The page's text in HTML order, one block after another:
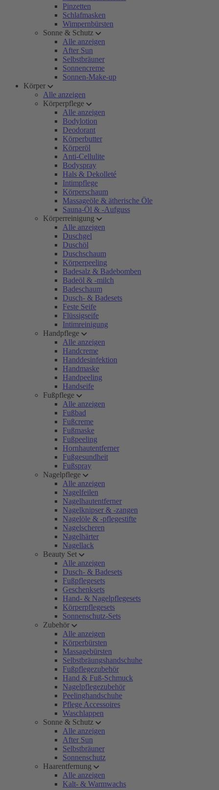
Pinzetten
Schlafmasken
Wimpernbürsten
Sonne & Schutz
Alle anzeigen
After Sun
Selbstbräuner
Sonnencreme
Sonnen-Make-up
Körper
Alle anzeigen
Körperpflege
Alle anzeigen
Bodylotion
Deodorant
Körperbutter
Körperöl
Anti-Cellulite
Bodyspray
Hals & Dekolleté
Intimpflege
Körperschaum
Massageöle & ätherische Öle
Sauna-Öl & -Aufguss
Körperreinigung
Alle anzeigen
Duschgel
Duschöl
Duschschaum
Körperpeeling
Badesalz & Badebomben
Badeöl & -milch
Badeschaum
Dusch- & Badesets
Feste Seife
Flüssigseife
Intimreinigung
Handpflege
Alle anzeigen
Handcreme
Handdesinfektion
Handmaske
Handpeeling
Handseife
Fußpflege
Alle anzeigen
Fußbad
Fußcreme
Fußmaske
Fußpeeling
Hornhautentferner
Fußgesundheit
Fußspray
Nagelpflege
Alle anzeigen
Nagelfeilen
Nagelhautentferner
Nagelknipser & -zangen
Nagelöle & -pflegestifte
Nagelscheren
Nagelhärter
Nagellack
Beauty Set
Alle anzeigen
Dusch- & Badesets
Fußpflegesets
Geschenksets
Hand- & Nagelpflegesets
Körperpflegesets
Sonnenschutz-Sets
Zubehör
Alle anzeigen
Körperbürsten
Massagebürsten
Selbstbräungshandschuhe
Fußpflegezubehör
Hand & Fuß-Schmuck
Nagelpflegezubehör
Peelinghandschuhe
Pflege Accessoires
Waschlappen
Sonne & Schutz
Alle anzeigen
After Sun
Selbstbräuner
Sonnenschutz
Haarentfernung
Alle anzeigen
Kalt- & Warmwachs